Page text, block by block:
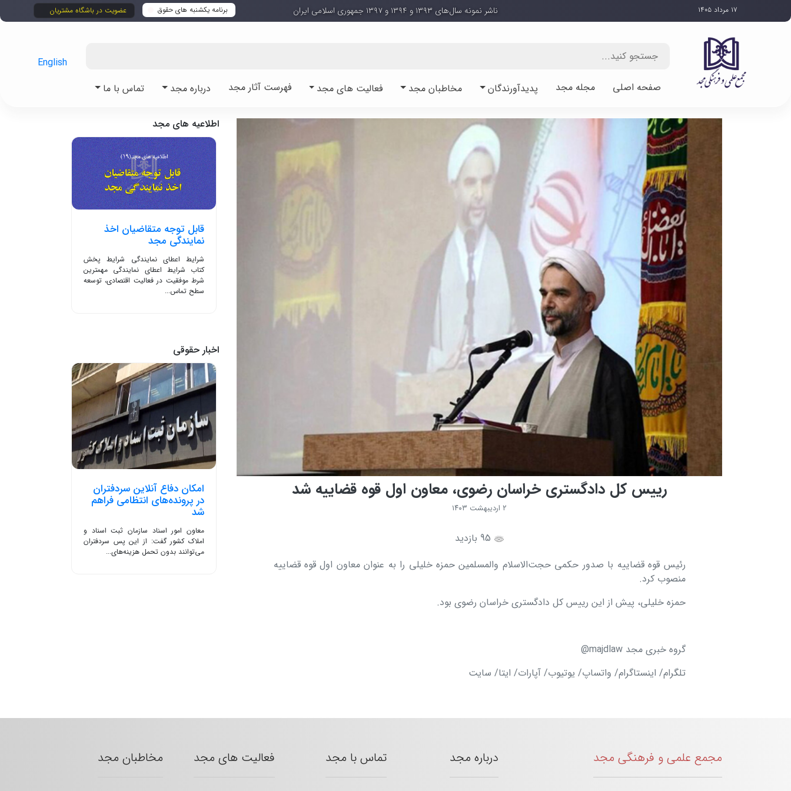
برنامه یکشنبه های حقوق عضویت در باشگاه مشتریان ۱۷ مرداد ۱۴۰۵ ناشر نمونه سال‌های ۱۳۹۳ و ۱۳۹۴ و ۱۳۹۷ جمهوری اسلامی ایران
صفحه اصلی مجله مجد پدیدآورندگان مخاطبان مجد فعالیت های مجد فهرست آثار مجد درباره مجد تماس با ما
English
رییس کل دادگستری خراسان رضوی، معاون اول قوه قضاییه شد
۲ اردیبهشت ۱۴۰۳
رئیس قوه قضاییه با صدور حکمی حجت‌الاسلام والمسلمین حمزه خلیلی را به عنوان معاون اول قوه قضاییه
منصوب کرد.
حمزه خلیلی، پیش از این رییس کل دادگستری خراسان رضوی بود.
گروه خبری مجد majdlaw@
تلگرام/ اینستاگرام/ واتساپ/ یوتیوب/ آپارات/ ایتا/ سایت
اطلاعیه های مجد
قابل توجه متقاضیان اخذ
نمایندگی مجد
شرایط اعطای نمایندگی شرایط پخش
کتاب شرایط اعطای نمایندگی مهمترین
شرط موفقیت در فعالیت اقتصادی، توسعه
سطح تماس...
اخبار حقوقی
امکان دفاع آنلاین سردفتران
در پرونده‌های انتظامی فراهم
شد
معاون امور اسناد سازمان ثبت اسناد و
املاک کشور گفت: از این پس سردفتران
می‌توانند بدون تحمل هزینه‌های...
مجمع علمی و فرهنگی مجد درباره مجد تماس با مجد فعالیت های مجد مخاطبان مجد